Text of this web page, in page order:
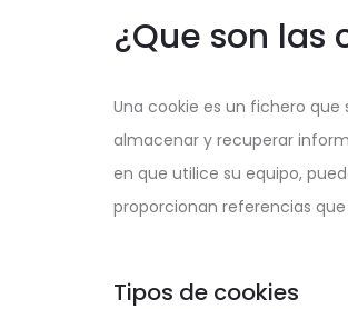
¿Que son las
Una cookie es un fichero
almacenar y recuperar
en que utilice su equipo,
proporcionan referencias
Tipos de cookies